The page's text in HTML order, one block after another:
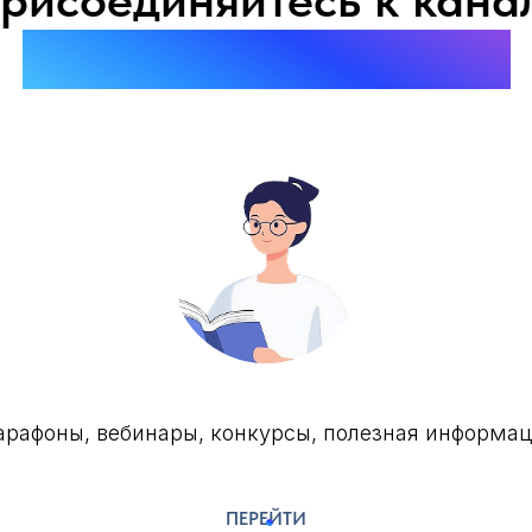
«Цифровые учителя»!
вебинары, конкурсы, полезная
ПЕРЕЙТИ